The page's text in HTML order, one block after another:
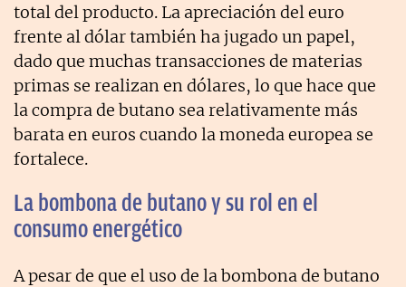
total del producto. La apreciación del euro
frente al dólar también ha jugado un papel,
dado que muchas transacciones de materias
primas se realizan en dólares, lo que hace que
la compra de butano sea relativamente más
barata en euros cuando la moneda europea se
fortalece.
La bombona de butano y su rol en el
consumo energético
A pesar de que el uso de la bombona de butano